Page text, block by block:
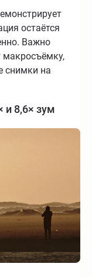
остаётся
Важно
макросъёмку,
снимки на
и 8,6× зум